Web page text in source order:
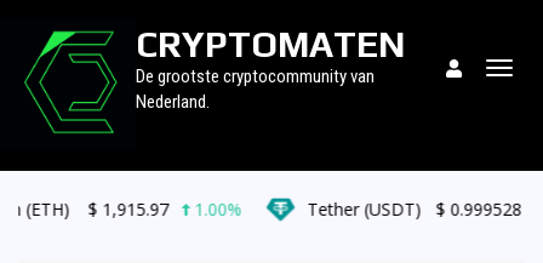
CRYPTOMATEN
De grootste cryptocommunity van
Nederland.
1.00% Tether (USDT) $0.999528 0.00%